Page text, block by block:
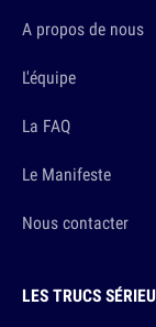
A propos de nous
L'équipe
La FAQ
Le Manifeste
Nous contacter
LES TRUCS